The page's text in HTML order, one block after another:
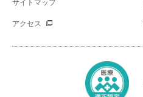
サイトマップ
アクセス